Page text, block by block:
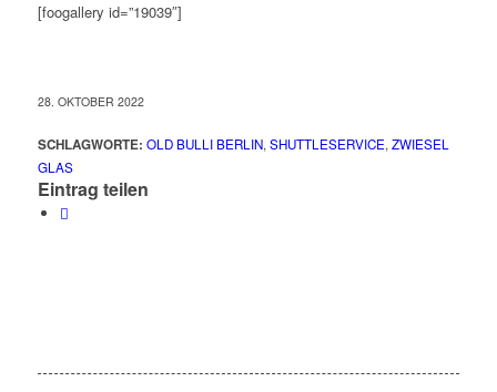
[foogallery id=”19039″]
28. OKTOBER 2022
SCHLAGWORTE: OLD BULLI BERLIN,SHUTTLESERVICE,ZWIESEL
GLAS
Eintrag teilen